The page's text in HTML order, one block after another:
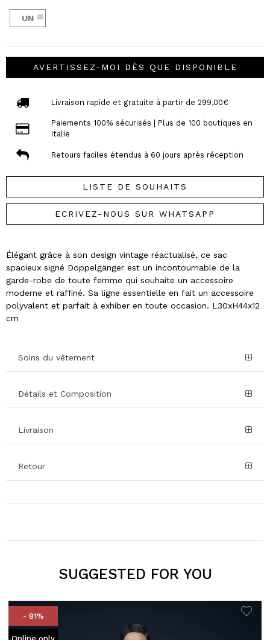
UN
AVERTISSEZ-MOI DÈS QUE DISPONIBLE
Livraison rapide et gratuite à partir de 299,00€
Paiements 100% sécurisés | Plus de 100 boutiques en
Italie
Retours faciles étendus à 60 jours après réception
LISTE DE SOUHAITS
ECRIVEZ-NOUS SUR WHATSAPP
Élégant grâce à son design vintage réactualisé, ce sac
spacieux signé Doppelgänger est un incontournable de la
garde-robe de toute femme qui souhaite un accessoire
moderne et raffiné. Sa ligne essentielle en fait un accessoire
polyvalent et parfait à exhiber en toute occasion. L30xH44x12
cm
Soins du vêtement
Détails et Composition
Livraison
Retour
SUGGESTED FOR YOU
- 81%